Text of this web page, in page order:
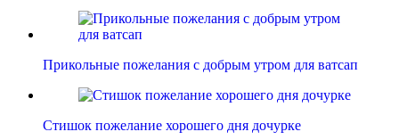
Прикольные пожелания с добрым утром для ватсап
Стишок пожелание хорошего дня дочурке